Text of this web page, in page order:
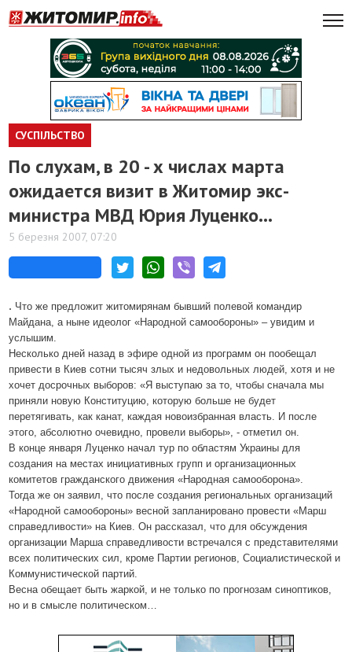
СУСПІЛЬСТВО
По слухам, в 20 - х числах марта
ожидается визит в Житомир экс-
министра МВД Юрия Луценко...
5 березня 2007, 07:20
. Что же предложит житомирянам бывший полевой командир
Майдана, а ныне идеолог «Народной самообороны» – увидим и
услышим.
Несколько дней назад в эфире одной из программ он пообещал
привести в Киев сотни тысяч злых и недовольных людей, хотя и не
хочет досрочных выборов: «Я выступаю за то, чтобы сначала мы
приняли новую Конституцию, которую больше не будет
перетягивать, как канат, каждая новоизбранная власть. И после
этого, абсолютно очевидно, провели выборы», - отметил он.
В конце января Луценко начал тур по областям Украины для
создания на местах инициативных групп и организационных
комитетов гражданского движения «Народная самооборона».
Тогда же он заявил, что после создания региональных организаций
«Народной самообороны» весной запланировано провести «Марш
справедливости» на Киев. Он рассказал, что для обсуждения
организации Марша справедливости встречался с представителями
всех политических сил, кроме Партии регионов, Социалистической и
Коммунистической партий.
Весна обещает быть жаркой, и не только по прогнозам синоптиков,
но и в смысле политическом…